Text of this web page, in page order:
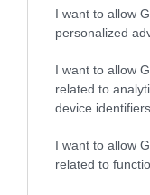
I want to allow
personalized
I want to allow
related to
device
I want to allow
related to
ΚΙΝΗΤΑ